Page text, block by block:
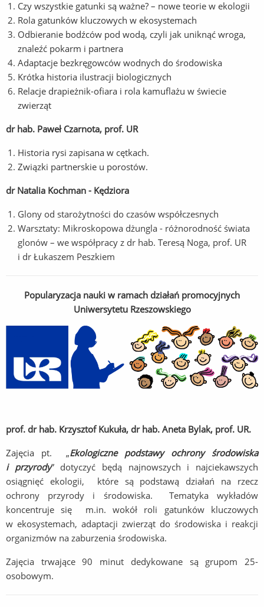
Czy wszystkie gatunki są ważne? – nowe teorie w ekologii
Rola gatunków kluczowych w ekosystemach
Odbieranie bodźców pod wodą, czyli jak uniknąć wroga,
znaleźć pokarm i partnera
Adaptacje bezkręgowców wodnych do środowiska
Krótka historia ilustracji biologicznych
Relacje drapieżnik-ofiara i rola kamuflażu w świecie
zwierząt
dr hab. Paweł Czarnota, prof. UR
Historia rysi zapisana w cętkach.
Związki partnerskie u porostów.
dr Natalia Kochman - Kędziora
Glony od starożytności do czasów współczesnych
Warsztaty: Mikroskopowa dżungla - różnorodność świata
glonów – we współpracy z dr hab. Teresą Noga, prof. UR
i dr Łukaszem Peszkiem
Popularyzacja nauki w ramach działań promocyjnych
Uniwersytetu Rzeszowskiego
prof. dr hab. Krzysztof Kukuła, dr hab. Aneta Bylak, prof. UR.
Zajęcia pt. „Ekologiczne podstawy ochrony środowiska
i przyrody” dotyczyć będą najnowszych i najciekawszych
osiągnięć ekologii, które są podstawą działań na rzecz
ochrony przyrody i środowiska. Tematyka wykładów
koncentruje się m.in. wokół roli gatunków kluczowych
w ekosystemach, adaptacji zwierząt do środowiska i reakcji
organizmów na zaburzenia środowiska.
Zajęcia trwające 90 minut dedykowane są grupom 25-
osobowym.